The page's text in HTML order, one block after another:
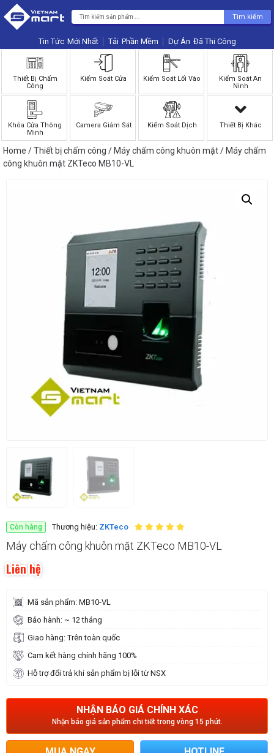
Tìm kiếm
Tin Tức Phần Mềm Dự Án
Thiết Bị Chấm
Công
Kiểm Soát Cửa Kiểm Soát Lối Vào
Kiểm Soát An
Ninh
Khóa Cửa Thông
Minh
Camera Giám Sát Kiểm Soát Dịch Thiết Bị Khác
Home /Thiết bị chấm công /Máy chấm công khuôn mặt/ Máy chấm
công khuôn mặt ZKTeco MB10-VL
Còn hàng Thương hiệu: ZKTeco
Máy chấm công khuôn mặt ZKTeco MB10-VL
Liên hệ
Mã sản phẩm: MB10-VL
Bảo hành: ~ 12 tháng
Giao hàng: Trên toàn quốc
Cam kết hàng chính hãng 100%
Hỗ trợ đổi trả khi sản phẩm bị lỗi từ NSX
NHẬN BÁO GIÁ CHÍNH XÁC
Nhận báo giá sản phẩm chi tiết trong vòng 15 phút.